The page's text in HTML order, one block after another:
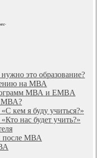
это образование?
на МВА
МВА и EMBA
МВА?
кем я буду учиться?»
нас будет учить?»
после МВА